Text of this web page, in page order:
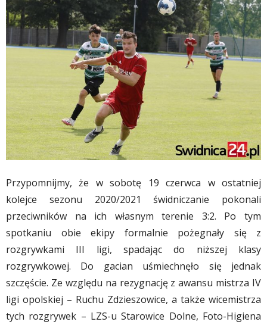
Przypomnijmy, że w sobotę 19 czerwca w ostatniej
kolejce sezonu 2020/2021 świdniczanie pokonali
przeciwników na ich własnym terenie 3:2. Po tym
spotkaniu obie ekipy formalnie pożegnały się z
rozgrywkami III ligi, spadając do niższej klasy
rozgrywkowej. Do gacian uśmiechnęło się jednak
szczęście. Ze względu na rezygnację z awansu mistrza IV
ligi opolskiej – Ruchu Zdzieszowice, a także wicemistrza
tych rozgrywek – LZS-u Starowice Dolne, Foto-Higiena